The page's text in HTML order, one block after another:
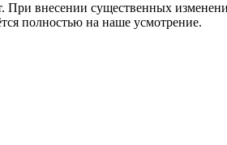
внесении существенных
полностью на наше усмотрение.